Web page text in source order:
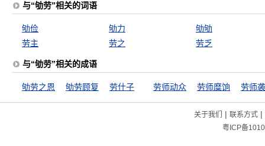
与“劬劳”相关的词语
劬俭 劬力
劬劬
劳主
劳之 劳乏
与“劬劳”相关的成语
劬劳之恩 劬劳顾复 劳什子 劳师动众 劳师糜饷 劳师
关于我们 | 联系方式|
粤ICP备